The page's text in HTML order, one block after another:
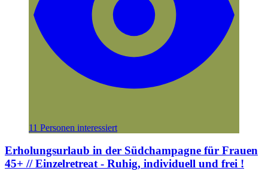
11 Personen interessiert
Erholungsurlaub in der Südchampagne für Frauen
45+ // Einzelretreat - Ruhig, individuell und frei !